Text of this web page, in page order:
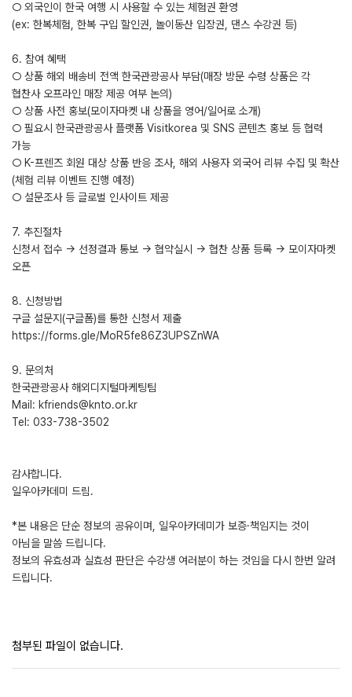
○ 외국인이 한국 여행 시 사용할 수 있는 체험권 환영
(ex: 한복체험, 한복 구입 할인권, 놀이동산 입장권, 댄스 수강권 등)
6. 참여 혜택
○ 상품 해외 배송비 전액 한국관광공사 부담(매장 방문 수령 상품은 각
협찬사 오프라인 매장 제공 여부 논의)
○ 상품 사전 홍보(모이자마켓 내 상품을 영어/일어로 소개)
○ 필요시 한국관광공사 플랫폼 Visitkorea 및 SNS 콘텐츠 홍보 등 협력
가능
○ K-프렌즈 회원 대상 상품 반응 조사, 해외 사용자 외국어 리뷰 수집 및 확산
(체험 리뷰 이벤트 진행 예정)
○ 설문조사 등 글로벌 인사이트 제공
7. 추진절차
신청서 접수 → 선정결과 통보 → 협약실시 → 협찬 상품 등록 → 모이자마켓
오픈
8. 신청방법
구글 설문지(구글폼)를 통한 신청서 제출
https://forms.gle/MoR5fe86Z3UPSZnWA
9. 문의처
한국관광공사 해외디지털마케팅팀
Mail: kfriends@knto.or.kr
Tel: 033-738-3502
감사합니다.
일우아카데미 드림.
*본 내용은 단순 정보의 공유이며, 일우아카데미가 보증·책임지는 것이
아님을 말씀 드립니다.
정보의 유효성과 실효성 판단은 수강생 여러분이 하는 것임을 다시 한번 알려
드립니다.
첨부된 파일이 없습니다.